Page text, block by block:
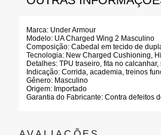
Marca: Under Armour
Modelo: UA Charged Wing 2 Masculino
Composição: Cabedal em tecido de
Tecnologia: New Charged Cushioning,
Detalhes: TPU traseiro, fita no
Indicação: Corrida, academia, treinos
Gênero: Masculino
Origem: Importado
Garantia do Fabricante: Contra defeitos